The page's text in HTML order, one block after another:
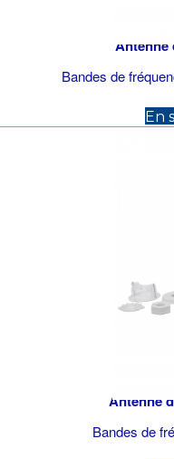
Antenne
Bandes de
En
Antenne
Bandes de